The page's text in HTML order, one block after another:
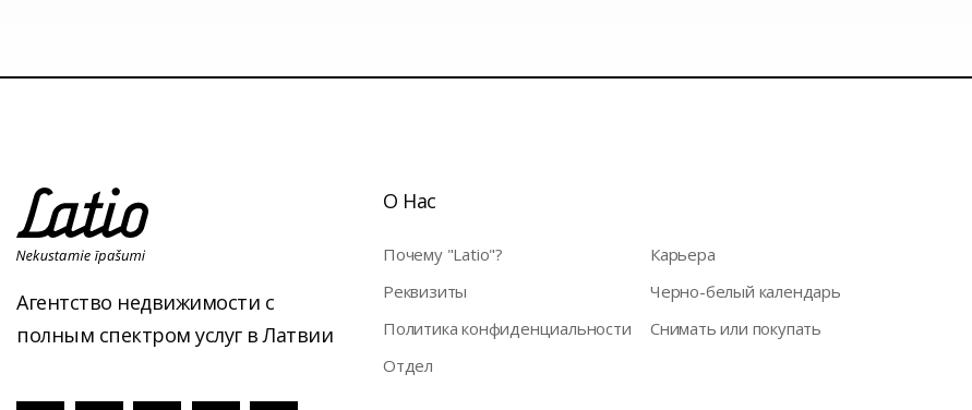
Агентство недвижимости с
полным спектром услуг в Латвии
О Нас
Почему "Latio"?
Pеквизиты
Политика конфиденциальности
Отдел
Карьера
Черно-белый календарь
Снимать или покупать